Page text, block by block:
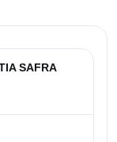
SAFRA